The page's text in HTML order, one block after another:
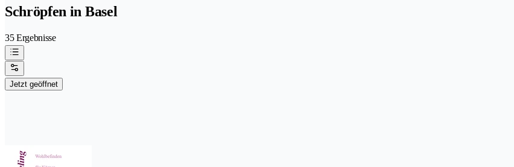
Schröpfen in Basel
35 Ergebnisse
Jetzt geöffnet